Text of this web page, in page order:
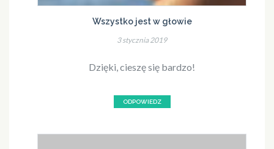
Wszystko jest w głowie
3 stycznia 2019
Dzięki, cieszę się bardzo!
ODPOWIEDZ